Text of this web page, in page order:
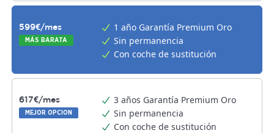
599€/mes
MÁS BARATA
1 año Garantía Premium Oro
Sin permanencia
Con coche de sustitución
617€/mes
MEJOR OPCION
3 años Garantía Premium Oro
Sin permanencia
Con coche de sustitución